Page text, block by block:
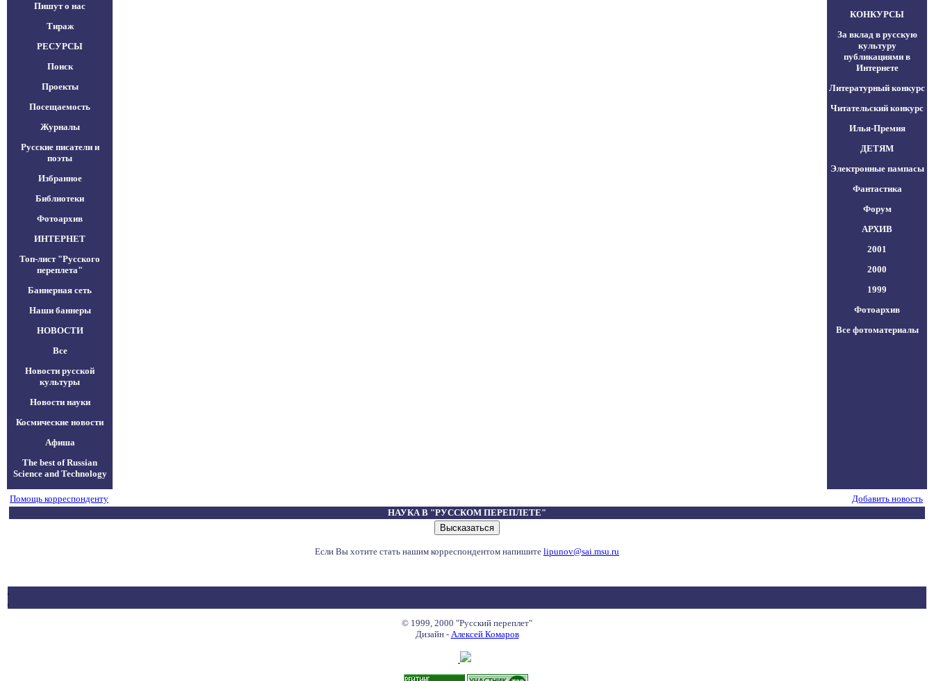
Пишут о нас
Тираж
РЕСУРСЫ
Поиск
Проекты
Посещаемость
Журналы
Русские писатели и
поэты
Избранное
Библиотеки
Фотоархив
ИНТЕРНЕТ
Топ-лист "Русского
переплета"
Баннерная сеть
Наши баннеры
НОВОСТИ
Все
Новости русской
культуры
Новости науки
Космические новости
Афиша
The best of Russian
Science and Technology
КОНКУРСЫ
За вклад в русскую
культуру
публикациями в
Интернете
Литературный конкурс
Читательский конкурс
Илья-Премия
ДЕТЯМ
Электронные пампасы
Фантастика
Форум
АРХИВ
2001
2000
1999
Фотоархив
Все фотоматериалы
Помощь корреспонденту
Добавить новость
НАУКА В "РУССКОМ ПЕРЕПЛЕТЕ"
Если Вы хотите стать нашим корреспондентом напишите lipunov@sai.msu.ru
© 1999, 2000 "Русский переплет"
Дизайн - Алексей Комаров